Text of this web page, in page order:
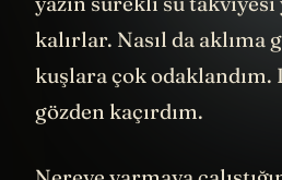
yazın sürekli su takviyesi
kalırlar. Nasıl da
kuşlara çok
gözden kaçırdım.